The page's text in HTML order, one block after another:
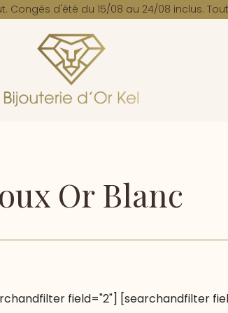
Congés d'été du 15/08 au 24/08 inclus.
Or Blanc
field="2"] [searchandfilter